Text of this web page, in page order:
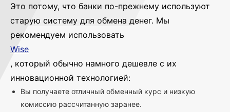
Это потому, что банки по-прежнему используют
старую систему для обмена денег. Мы
рекомендуем использовать
Wise
, который обычно намного дешевле с их
инновационной технологией:
Вы получаете отличный обменный курс и низкую
комиссию рассчитанную заранее.